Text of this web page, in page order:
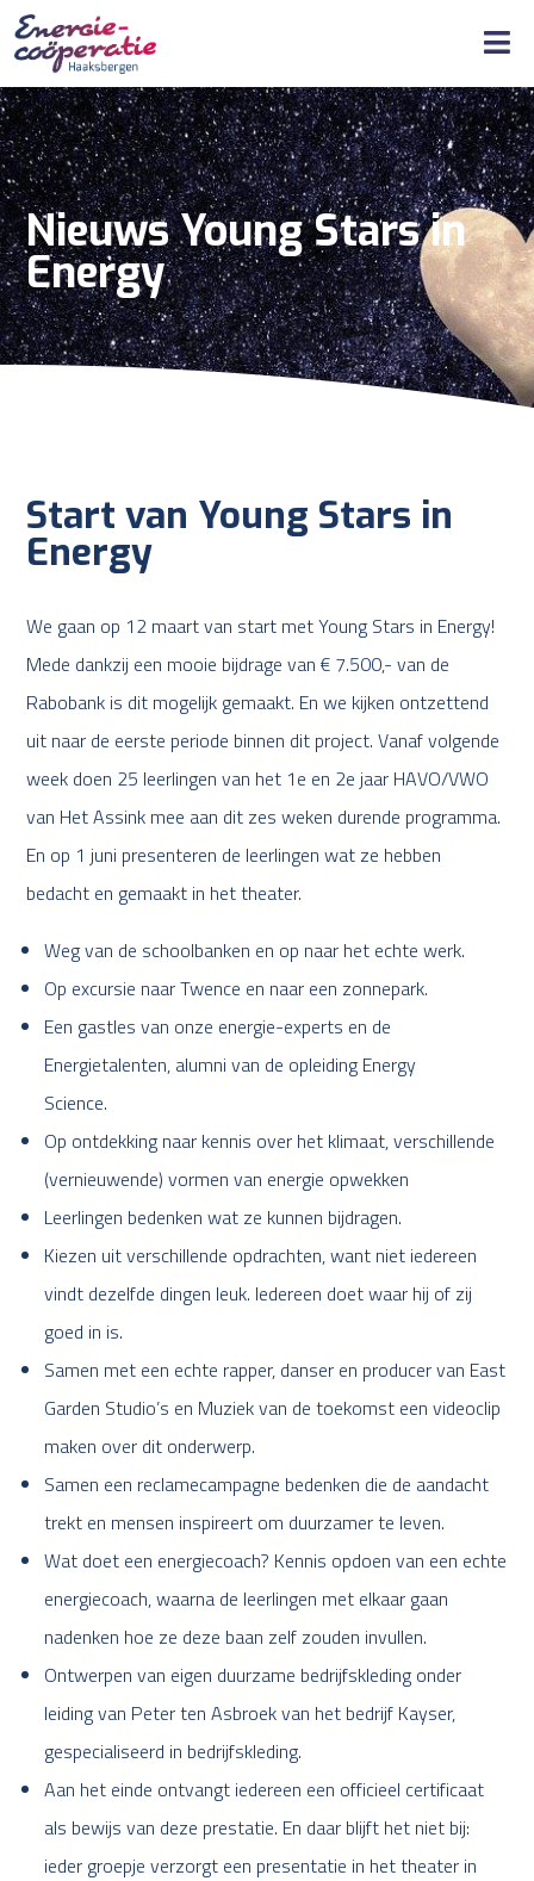
Nieuws Young Stars in
Energy
Start van Young Stars in
Energy
We gaan op 12 maart van start met Young Stars in Energy!
Mede dankzij een mooie bijdrage van € 7.500,- van de
Rabobank is dit mogelijk gemaakt. En we kijken ontzettend
uit naar de eerste periode binnen dit project. Vanaf volgende
week doen 25 leerlingen van het 1e en 2e jaar HAVO/VWO
van Het Assink mee aan dit zes weken durende programma.
En op 1 juni presenteren de leerlingen wat ze hebben
bedacht en gemaakt in het theater.
Weg van de schoolbanken en op naar het echte werk.
Op excursie naar Twence en naar een zonnepark.
Een gastles van onze energie-experts en de
Energietalenten, alumni van de opleiding Energy
Science.
Op ontdekking naar kennis over het klimaat, verschillende
(vernieuwende) vormen van energie opwekken
Leerlingen bedenken wat ze kunnen bijdragen.
Kiezen uit verschillende opdrachten, want niet iedereen
vindt dezelfde dingen leuk. Iedereen doet waar hij of zij
goed in is.
Samen met een echte rapper, danser en producer van East
Garden Studio’s en Muziek van de toekomst een videoclip
maken over dit onderwerp.
Samen een reclamecampagne bedenken die de aandacht
trekt en mensen inspireert om duurzamer te leven.
Wat doet een energiecoach? Kennis opdoen van een echte
energiecoach, waarna de leerlingen met elkaar gaan
nadenken hoe ze deze baan zelf zouden invullen.
Ontwerpen van eigen duurzame bedrijfskleding onder
leiding van Peter ten Asbroek van het bedrijf Kayser,
gespecialiseerd in bedrijfskleding.
Aan het einde ontvangt iedereen een officieel certificaat
als bewijs van deze prestatie. En daar blijft het niet bij:
ieder groepje verzorgt een presentatie in het theater in